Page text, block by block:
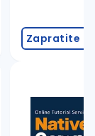
Zapratite